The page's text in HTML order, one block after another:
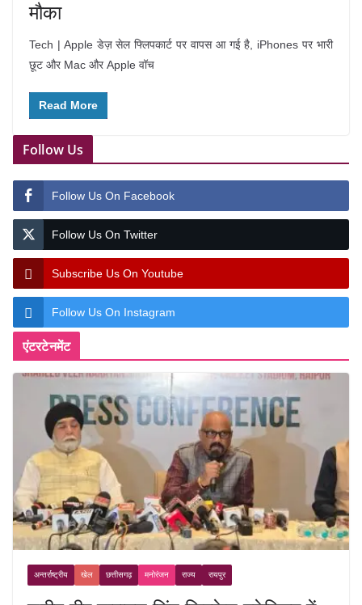
मौका
Tech | Apple डेज़ सेल फ्लिपकार्ट पर वापस आ गई है, iPhones पर भारी
छूट और Mac और Apple वॉच
Read More
Follow Us
Follow Us On Facebook
Follow Us On Twitter
Subscribe Us On Youtube
Follow Us On Instagram
एंटरटेनमेंट
अन्तर्राष्ट्रीय खेल छत्तीसगढ़ मनोरंजन राज्य रायपुर